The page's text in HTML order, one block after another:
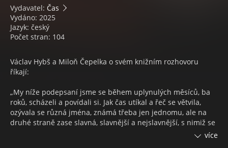
Vydavatel: Čas
Vydáno: 2025
Jazyk: český
Počet stran: 104
Václav Hybš a Miloň Čepelka o svém knižním rozhovoru
říkají:
„My níže podepsaní jsme se během uplynulých měsíců, ba
roků, scházeli a povídali si. Jak čas utíkal a řeč se větvila,
ozývala se různá jména, známá třeba jen jednomu, ale na
druhé straně zase slavná, slavnější a nejslavnější, s nimiž se
první z nás, muzikant, potkával na cestách republikou i
více